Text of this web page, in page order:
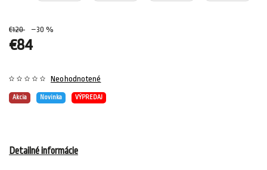
€120 –30 %
€84
Akcia Novinka VÝPREDAJ
Neohodnotené
Detailné informácie